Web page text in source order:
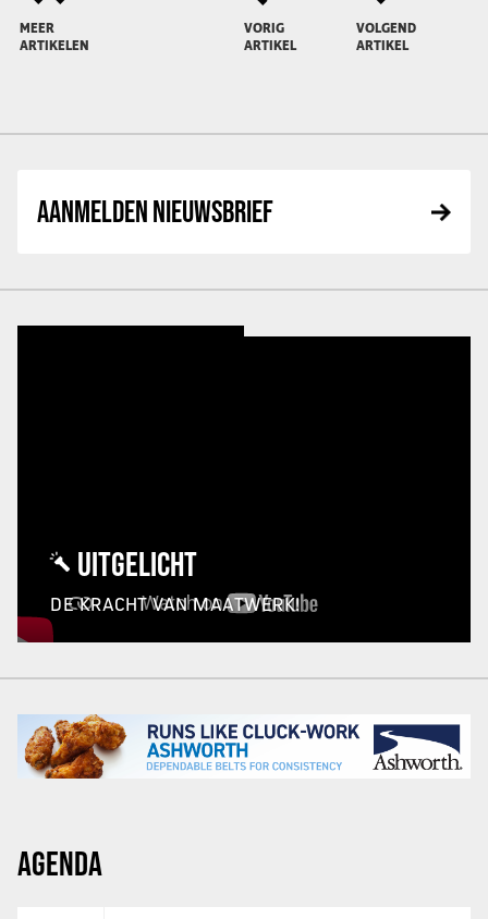
MEER
ARTIKELEN
VORIG
ARTIKEL
VOLGEND
ARTIKEL
AANMELDEN NIEUWSBRIEF
UITGELICHT
DE KRACHT VAN MAATWERK!
AGENDA